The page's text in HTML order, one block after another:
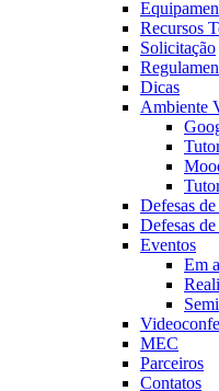
Recursos
Solicitação
Dicas
Ambiente
Defesas
Defesas
Eventos
Em
MEC
Parceiros
Contatos